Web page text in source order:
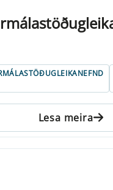
Lesa meira